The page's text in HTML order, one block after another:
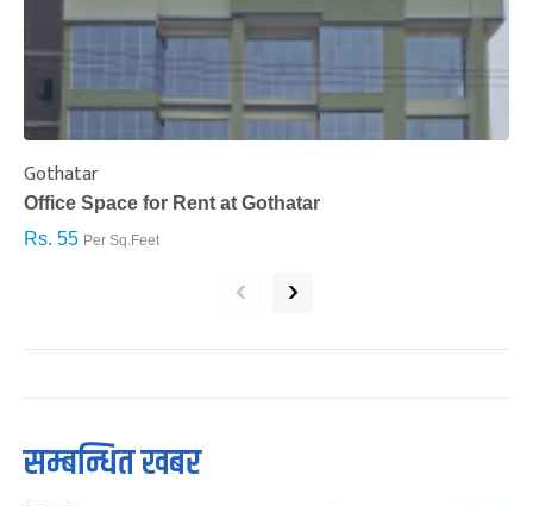
Gothatar
Office Space for Rent at Gothatar
Rs. 55 Per Sq.Feet
‹ ›
सम्बन्धित खबर